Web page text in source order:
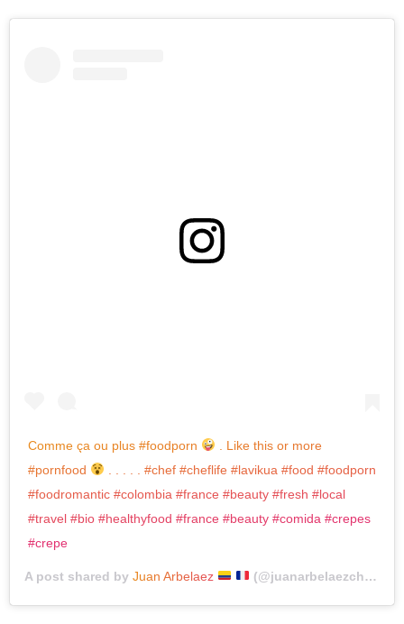
Comme ça ou plus #foodporn
. Like this or more
#pornfood
. . . . . #chef #cheflife #lavikua #food #foodporn
#foodromantic #colombia #france #beauty #fresh #local
#travel #bio #healthyfood #france #beauty #comida #crepes
#crepe
A post shared by Juan Arbelaez (@juanarbelaezchef) on